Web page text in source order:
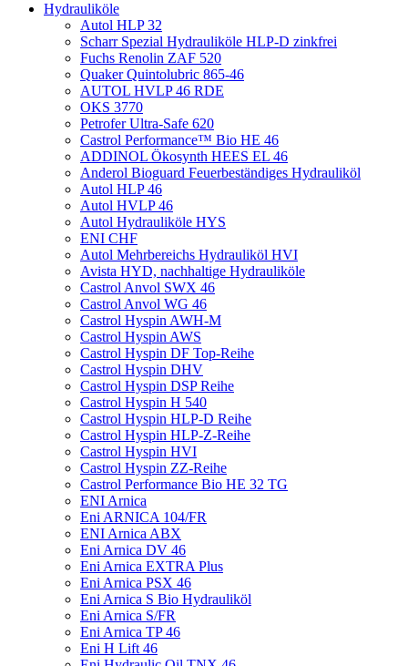
Hydrauliköle
Autol HLP 32
Scharr Spezial Hydrauliköle HLP-D zinkfrei
Fuchs Renolin ZAF 520
Quaker Quintolubric 865-46
AUTOL HVLP 46 RDE
OKS 3770
Petrofer Ultra-Safe 620
Castrol Performance™ Bio HE 46
ADDINOL Ökosynth HEES EL 46
Anderol Bioguard Feuerbeständiges Hydrauliköl
Autol HLP 46
Autol HVLP 46
Autol Hydrauliköle HYS
ENI CHF
Autol Mehrbereichs Hydrauliköl HVI
Avista HYD, nachhaltige Hydrauliköle
Castrol Anvol SWX 46
Castrol Anvol WG 46
Castrol Hyspin AWH-M
Castrol Hyspin AWS
Castrol Hyspin DF Top-Reihe
Castrol Hyspin DHV
Castrol Hyspin DSP Reihe
Castrol Hyspin H 540
Castrol Hyspin HLP-D Reihe
Castrol Hyspin HLP-Z-Reihe
Castrol Hyspin HVI
Castrol Hyspin ZZ-Reihe
Castrol Performance Bio HE 32 TG
ENI Arnica
Eni ARNICA 104/FR
ENI Arnica ABX
Eni Arnica DV 46
Eni Arnica EXTRA Plus
Eni Arnica PSX 46
Eni Arnica S Bio Hydrauliköl
Eni Arnica S/FR
Eni Arnica TP 46
Eni H Lift 46